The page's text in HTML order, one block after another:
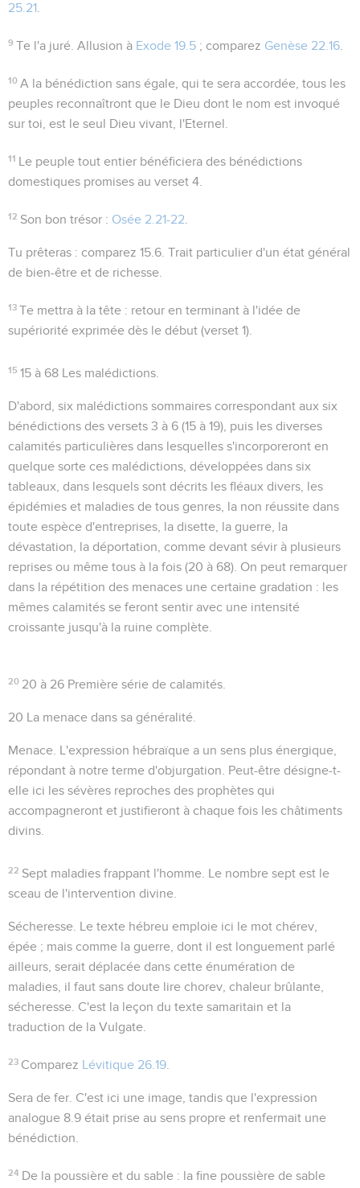
25.21
9 Te l'a juré . Allusion à Exode 19.5 ; comparez Genèse 22.16
10 A la bénédiction sans égale, qui te sera accordée, tous les
peuples reconnaîtront que le Dieu dont le nom est invoqué
sur toi, est le seul Dieu vivant, l'Eternel.
11 Le peuple tout entier bénéficiera des bénédictions
domestiques promises au verset 4.
12 Son bon trésor : Osée 2.21-22
Tu prêteras : comparez 15.6 . Trait particulier d'un état général
de bien-être et de richesse.
13 Te mettra à la tête : retour en terminant à l'idée de
supériorité exprimée dès le début (verset 1).
15 15 à 68 Les malédictions.
D'abord, six malédictions sommaires correspondant aux six
bénédictions des versets 3 à 6 (15 à 19), puis les diverses
calamités particulières dans lesquelles s'incorporeront en
quelque sorte ces malédictions, développées dans six
tableaux, dans lesquels sont décrits les fléaux divers, les
épidémies et maladies de tous genres, la non réussite dans
toute espèce d'entreprises, la disette, la guerre, la
dévastation, la déportation, comme devant sévir à plusieurs
reprises ou même tous à la fois (20 à 68). On peut remarquer
dans la répétition des menaces une certaine gradation : les
mêmes calamités se feront sentir avec une intensité
croissante jusqu'à la ruine complète.
20 20 à 26 Première série de calamités.
20 La menace dans sa généralité.
Menace . L'expression hébraïque a un sens plus énergique,
répondant à notre terme d'objurgation . Peut-être désigne-t-
elle ici les sévères reproches des prophètes qui
accompagneront et justifieront à chaque fois les châtiments
divins.
22 Sept maladies frappant l'homme. Le nombre sept est le
sceau de l'intervention divine.
Sécheresse . Le texte hébreu emploie ici le mot chérev
épée ; mais comme la guerre, dont il est longuement parlé
ailleurs, serait déplacée dans cette énumération de
maladies, il faut sans doute lire chorev , chaleur brûlante,
sécheresse. C'est la leçon du texte samaritain et la
traduction de la Vulgate.
23 Comparez Lévitique 26.19
Sera de fer . C'est ici une image, tandis que l'expression
analogue 8.9 était prise au sens propre et renfermait une
bénédiction.
24 De la poussière et du sable : la fine poussière de sable